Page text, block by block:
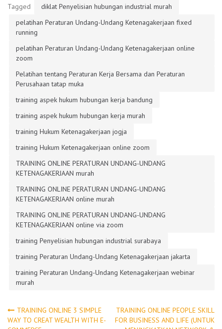
Tagged
diklat Penyelisian hubungan industrial murah
pelatihan Peraturan Undang-Undang Ketenagakerjaan fixed
running
pelatihan Peraturan Undang-Undang Ketenagakerjaan online
zoom
Pelatihan tentang Peraturan Kerja Bersama dan Peraturan
Perusahaan tatap muka
training aspek hukum hubungan kerja bandung
training aspek hukum hubungan kerja murah
training Hukum Ketenagakerjaan jogja
training Hukum Ketenagakerjaan online zoom
TRAINING ONLINE PERATURAN UNDANG-UNDANG
KETENAGAKERJAAN murah
TRAINING ONLINE PERATURAN UNDANG-UNDANG
KETENAGAKERJAAN online murah
TRAINING ONLINE PERATURAN UNDANG-UNDANG
KETENAGAKERJAAN online via zoom
training Penyelisian hubungan industrial surabaya
training Peraturan Undang-Undang Ketenagakerjaan jakarta
training Peraturan Undang-Undang Ketenagakerjaan webinar
murah
Post
TRAINING ONLINE 3 SIMPLE
WAY TO CREAT WEALTH WITH E-
TRAINING ONLINE PEOPLE SKILL
FOR BUSINESS AND LIFE (UNTUK